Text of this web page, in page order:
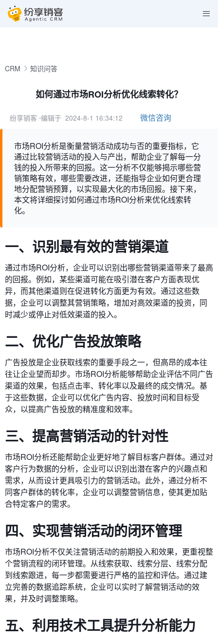
CRM 知识问答
如何通过市场ROI分析优化线索转化？
纷享销客 ⋅编辑于 2024-8-1 16:34:12 微信咨询
市场ROI分析是衡量营销活动成功与否的重要指标，它
通过比较营销活动的投入与产出，帮助企业了解每一分
钱的投入所带来的回报。这一分析不仅能够揭示哪些营
销策略有效，哪些需要改进，还能指导企业如何更合理
地分配营销预算，以实现最大化的市场回报。接下来，
本文将详细探讨如何通过市场ROI分析来优化线索转
化。
一、识别最有效的营销渠道
通过市场ROI分析，企业可以识别出哪些营销渠道带来了最高
的回报。例如，某些渠道可能在吸引潜在客户方面表现优
异，而其他渠道则在促进转化方面更为有效。通过这些数
据，企业可以调整其营销策略，增加对高效渠道的投资，同
时减少或停止对低效渠道的投入。
二、优化广告投放策略
广告投放是企业获取线索的重要手段之一，但高昂的成本往
往让企业望而却步。市场ROI分析能够帮助企业评估不同广告
渠道的效果，包括点击率、转化率以及最终的成交情况。基
于这些数据，企业可以优化广告内容、投放时间和目标受
众，以提高广告投放的精准度和效率。
三、提高营销活动的针对性
市场ROI分析还能帮助企业更好地了解目标客户群体。通过对
客户行为数据的分析，企业可以识别出潜在客户的兴趣点和
需求，从而设计更具吸引力的营销活动。此外，通过分析不
同客户群体的转化率，企业可以调整营销信息，使其更加贴
合特定客户的需求。
四、实现营销活动的闭环管理
市场ROI分析不仅关注营销活动的前期投入和效果，更重视整
个营销流程的闭环管理。从线索获取、线索分层、线索分配
到线索跟进，每一步都需要进行严格的监控和评估。通过建
立完善的数据追踪系统，企业可以实时了解营销活动的效
果，并及时调整策略。
五、利用技术工具提升分析能力